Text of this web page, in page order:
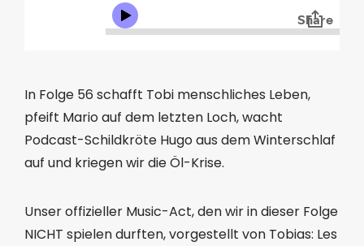
In Folge 56 schafft Tobi menschliches Leben,
pfeift Mario auf dem letzten Loch, wacht
Podcast-Schildkröte Hugo aus dem Winterschlaf
auf und kriegen wir die Öl-Krise.
Unser offizieller Music-Act, den wir in dieser Folge
NICHT spielen durften, vorgestellt von Tobias: Les